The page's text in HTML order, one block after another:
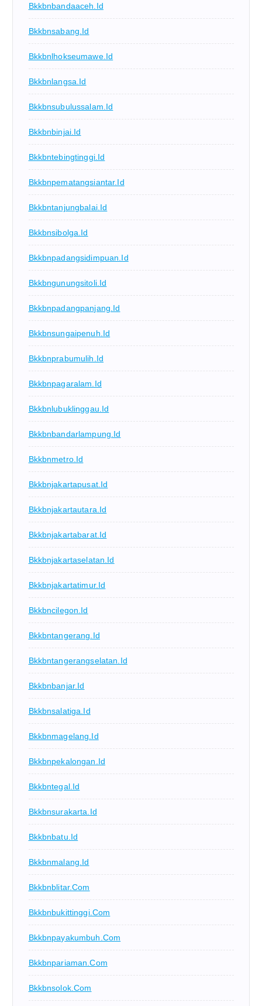
Bkkbnbandaaceh.id
Bkkbnsabang.id
Bkkbnlhokseumawe.id
Bkkbnlangsa.id
Bkkbnsubulussalam.id
Bkkbnbinjai.id
Bkkbntebingtinggi.id
Bkkbnpematangsiantar.id
Bkkbntanjungbalai.id
Bkkbnsibolga.id
Bkkbnpadangsidimpuan.id
Bkkbngunungsitoli.id
Bkkbnpadangpanjang.id
Bkkbnsungaipenuh.id
Bkkbnprabumulih.id
Bkkbnpagaralam.id
Bkkbnlubuklinggau.id
Bkkbnbandarlampung.id
Bkkbnmetro.id
Bkkbnjakartapusat.id
Bkkbnjakartautara.id
Bkkbnjakartabarat.id
Bkkbnjakartaselatan.id
Bkkbnjakartatimur.id
Bkkbncilegon.id
Bkkbntangerang.id
Bkkbntangerangselatan.id
Bkkbnbanjar.id
Bkkbnsalatiga.id
Bkkbnmagelang.id
Bkkbnpekalongan.id
Bkkbntegal.id
Bkkbnsurakarta.id
Bkkbnbatu.id
Bkkbnmalang.id
Bkkbnblitar.com
Bkkbnbukittinggi.com
Bkkbnpayakumbuh.com
Bkkbnpariaman.com
Bkkbnsolok.com